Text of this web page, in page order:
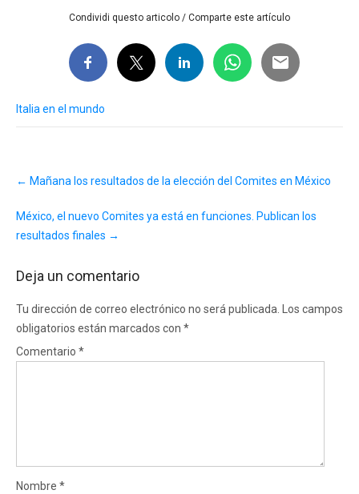
Condividi questo articolo / Comparte este artículo
Italia en el mundo
navigation
← Mañana los resultados de la elección del Comites en México
México, el nuevo Comites ya está en funciones. Publican los
resultados finales →
Deja un comentario
Tu dirección de correo electrónico no será publicada.
Los campos
obligatorios están marcados con *
Comentario *
Nombre *